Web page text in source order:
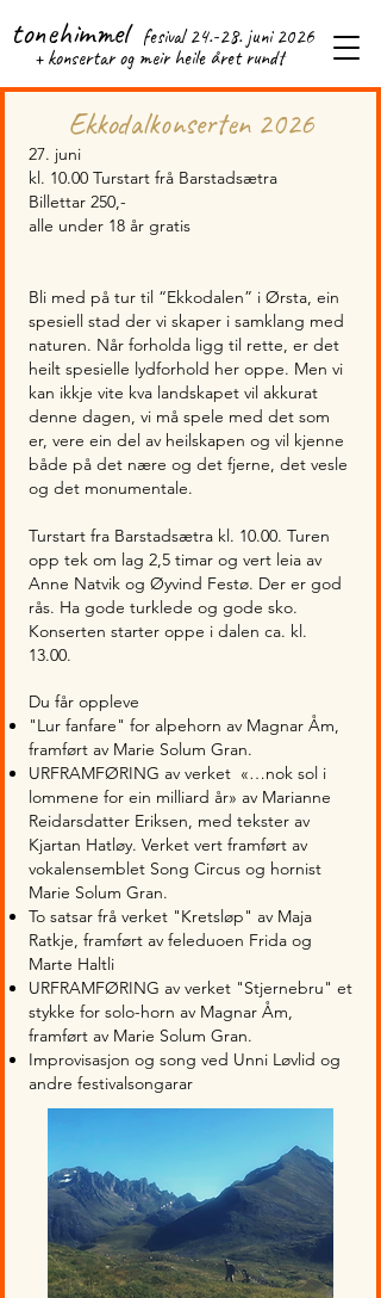
tonehimmel fesival 24.-28. juni 2026
+ konsertar og meir heile året rundt
Ekkodalkonserten 2026
27. juni
kl. 10.00 Turstart frå Barstadsætra
Billettar 250,-
alle under 18 år gratis
Bli med på tur til “Ekkodalen” i Ørsta, ein
spesiell stad der vi skaper i samklang med
naturen. Når forholda ligg til rette, er det
heilt spesielle lydforhold her oppe. Men vi
kan ikkje vite kva landskapet vil akkurat
denne dagen, vi må spele med det som
er, vere ein del av heilskapen og vil kjenne
både på det nære og det fjerne, det vesle
og det monumentale.
Turstart fra Barstadsætra kl. 10.00. Turen
opp tek om lag 2,5 timar og vert leia av
Anne Natvik og Øyvind Festø. Der er god
rås. Ha gode turklede og gode sko.
Konserten starter oppe i dalen ca. kl.
13.00.
Du får oppleve
"Lur fanfare" for alpehorn av Magnar Åm,
framført av Marie Solum Gran.
URFRAMFØRING av verket «…nok sol i
lommene for ein milliard år» av Marianne
Reidarsdatter Eriksen, med tekster av
Kjartan Hatløy. Verket vert framført av
vokalensemblet Song Circus og hornist
Marie Solum Gran.
To satsar frå verket "Kretsløp" av Maja
Ratkje, framført av feleduoen Frida og
Marte Haltli​
URFRAMFØRING av verket "Stjernebru" et
stykke for solo-horn av Magnar Åm,
framført av Marie Solum Gran​.
Improvisasjon og song ved Unni Løvlid og
andre festivalsongarar